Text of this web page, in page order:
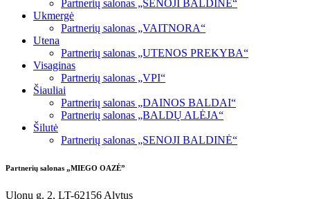
Partnerių salonas „SENOJI BALDINĖ“
Ukmergė
Partnerių salonas „VAITNORA“
Utena
Partnerių salonas „UTENOS PREKYBA“
Visaginas
Partnerių salonas „VPI“
Šiauliai
Partnerių salonas „DAINOS BALDAI“
Partnerių salonas „BALDŲ ALĖJA“
Šilutė
Partnerių salonas „SENOJI BALDINĖ“
Partnerių salonas „MIEGO OAZĖ”
Ulonų g. 2, LT-62156 Alytus